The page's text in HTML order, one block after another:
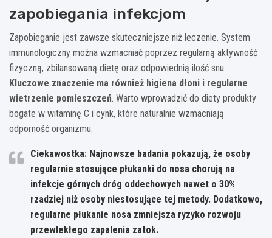
zapobiegania infekcjom
Zapobieganie jest zawsze skuteczniejsze niż leczenie. System
immunologiczny można wzmacniać poprzez regularną aktywność
fizyczną, zbilansowaną dietę oraz odpowiednią ilość snu.
Kluczowe znaczenie ma również higiena dłoni i regularne
wietrzenie pomieszczeń. Warto wprowadzić do diety produkty
bogate w witaminę C i cynk, które naturalnie wzmacniają
odporność organizmu.
Ciekawostka: Najnowsze badania pokazują, że osoby
regularnie stosujące płukanki do nosa chorują na
infekcje górnych dróg oddechowych nawet o 30%
rzadziej niż osoby niestosujące tej metody. Dodatkowo,
regularne płukanie nosa zmniejsza ryzyko rozwoju
przewlekłego zapalenia zatok.